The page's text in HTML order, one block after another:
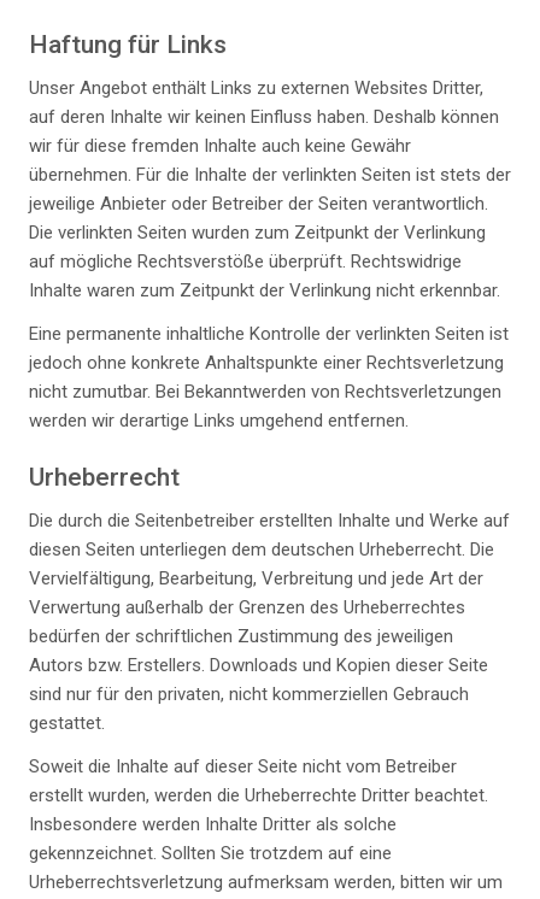
Haftung für Links
Unser Angebot enthält Links zu externen Websites Dritter,
auf deren Inhalte wir keinen Einfluss haben. Deshalb können
wir für diese fremden Inhalte auch keine Gewähr
übernehmen. Für die Inhalte der verlinkten Seiten ist stets der
jeweilige Anbieter oder Betreiber der Seiten verantwortlich.
Die verlinkten Seiten wurden zum Zeitpunkt der Verlinkung
auf mögliche Rechtsverstöße überprüft. Rechtswidrige
Inhalte waren zum Zeitpunkt der Verlinkung nicht erkennbar.
Eine permanente inhaltliche Kontrolle der verlinkten Seiten ist
jedoch ohne konkrete Anhaltspunkte einer Rechtsverletzung
nicht zumutbar. Bei Bekanntwerden von Rechtsverletzungen
werden wir derartige Links umgehend entfernen.
Urheberrecht
Die durch die Seitenbetreiber erstellten Inhalte und Werke auf
diesen Seiten unterliegen dem deutschen Urheberrecht. Die
Vervielfältigung, Bearbeitung, Verbreitung und jede Art der
Verwertung außerhalb der Grenzen des Urheberrechtes
bedürfen der schriftlichen Zustimmung des jeweiligen
Autors bzw. Erstellers. Downloads und Kopien dieser Seite
sind nur für den privaten, nicht kommerziellen Gebrauch
gestattet.
Soweit die Inhalte auf dieser Seite nicht vom Betreiber
erstellt wurden, werden die Urheberrechte Dritter beachtet.
Insbesondere werden Inhalte Dritter als solche
gekennzeichnet. Sollten Sie trotzdem auf eine
Urheberrechtsverletzung aufmerksam werden, bitten wir um